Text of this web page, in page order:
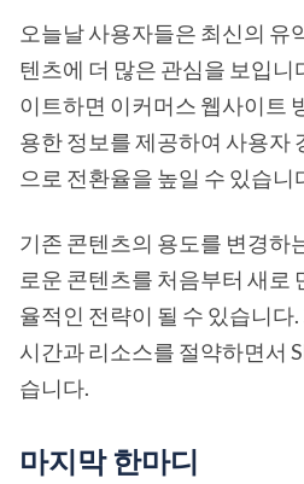
오늘날 사용자들은 최신의 유
텐츠에 더 많은 관심을 보입니
이트하면 이커머스 웹사이트
용한 정보를 제공하여 사용자
으로 전환율을 높일 수 있습니
기존 콘텐츠의 용도를 변경하
로운 콘텐츠를 처음부터 새로
율적인 전략이 될 수 있습니다
시간과 리소스를 절약하면서
습니다.
마지막 한마디